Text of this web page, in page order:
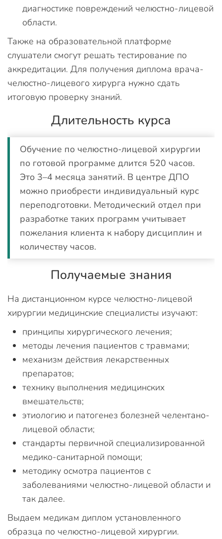
диагностике повреждений челюстно-лицевой
области.
Также на образовательной платформе
слушатели смогут решать тестирование по
аккредитации. Для получения диплома врача-
челюстно-лицевого хирурга нужно сдать
итоговую проверку знаний.
Длительность курса
Обучение по челюстно-лицевой хирургии
по готовой программе длится 520 часов.
Это 3–4 месяца занятий. В центре ДПО
можно приобрести индивидуальный курс
переподготовки. Методический отдел при
разработке таких программ учитывает
пожелания клиента к набору дисциплин и
количеству часов.
Получаемые знания
На дистанционном курсе челюстно-лицевой
хирургии медицинские специалисты изучают:
принципы хирургического лечения;
методы лечения пациентов с травмами;
механизм действия лекарственных
препаратов;
технику выполнения медицинских
вмешательств;
этиологию и патогенез болезней челентано-
лицевой области;
стандарты первичной специализированной
медико-санитарной помощи;
методику осмотра пациентов с
заболеваниями челюстно-лицевой области и
так далее.
Выдаем медикам диплом установленного
образца по челюстно-лицевой хирургии.